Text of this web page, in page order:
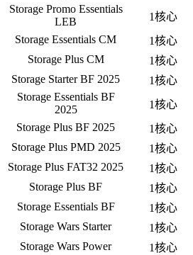
Storage Promo Essentials
LEB
1核心
Storage Essentials CM
1核心
Storage Plus CM
1核心
Storage Starter BF 2025
1核心
Storage Essentials BF
2025
1核心
Storage Plus BF 2025
1核心
Storage Plus PMD 2025
1核心
Storage Plus FAT32 2025
1核心
Storage Plus BF
1核心
Storage Essentials BF
1核心
Storage Wars Starter
1核心
Storage Wars Power
1核心